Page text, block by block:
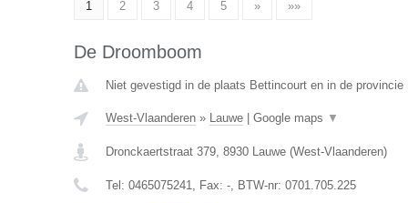
1 2 3 4 5 » »»
De Droomboom
Niet gevestigd in de plaats Bettincourt en in de provincie
West-Vlaanderen» Lauwe| Google maps ▼
Dronckaertstraat 379, 8930 Lauwe(West-Vlaanderen)
Tel: 0465075241, Fax: -, BTW-nr: 0701.705.225